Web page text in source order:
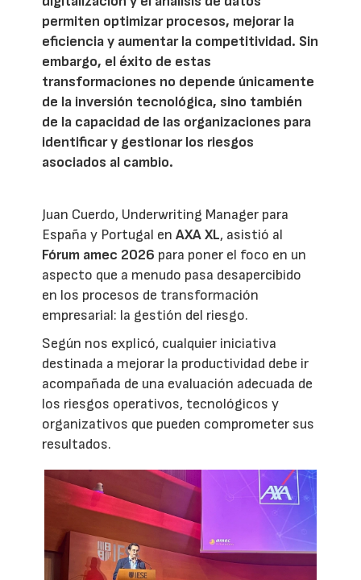
permiten optimizar procesos, mejorar la
eficiencia y aumentar la competitividad. Sin
embargo, el éxito de estas
transformaciones no depende únicamente
de la inversión tecnológica, sino también
de la capacidad de las organizaciones para
identificar y gestionar los riesgos
asociados al cambio.
Juan Cuerdo, Underwriting Manager para
España y Portugal enAXA XL, asistió al
Fórum amec 2026 para poner el foco en un
aspecto que a menudo pasa desapercibido
en los procesos de transformación
empresarial: la gestión del riesgo.
Según nos explicó, cualquier iniciativa
destinada a mejorar la productividad debe ir
acompañada de una evaluación adecuada de
los riesgos operativos, tecnológicos y
organizativos que pueden comprometer sus
resultados.